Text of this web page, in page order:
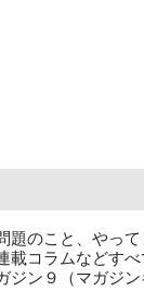
題のこと、やって
載コラムなどす
ジン９（マガジン